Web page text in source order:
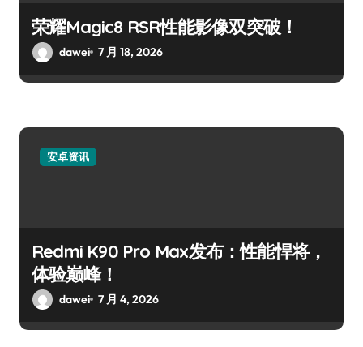
荣耀Magic8 RSR性能影像双突破！
dawei 7 月 18, 2026
安卓资讯
Redmi K90 Pro Max发布：性能悍将，
体验巅峰！
dawei 7 月 4, 2026